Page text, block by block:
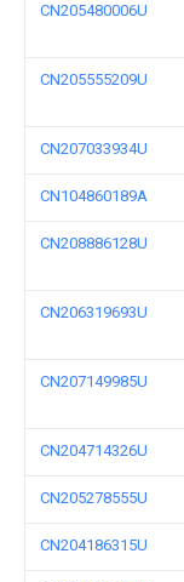
CN205480006U
CN205555209U
CN207033934U
CN104860189A
CN208886128U
CN206319693U
CN207149985U
CN204714326U
CN205278555U
CN204186315U